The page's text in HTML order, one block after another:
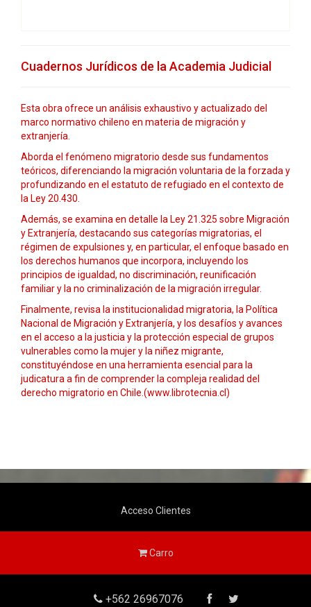
Cuadernos Jurídicos de la Academia Judicial
Esta obra ofrece un análisis exhaustivo y actualizado del
marco normativo chileno en materia de migración y
extranjería.
Aborda el fenómeno migratorio desde sus fundamentos
teóricos, diferenciando la migración voluntaria de la forzada y
profundizando en el estatuto de refugiado en el contexto de
la Ley 20.430.
Además, se examina en detalle la Ley 21.325 sobre Migración
y Extranjería, destacando sus categorías migratorias, el
régimen de expulsiones y, en particular, el enfoque basado en
los derechos humanos que incorpora, incluyendo los
principios de igualdad, no discriminación, reunificación
familiar y la no criminalización de la migración irregular.
Finalmente, revisa la institucionalidad migratoria, la Política
Nacional de Migración y Extranjería, y los desafíos y avances
en el acceso a la justicia y la protección especial de grupos
vulnerables como la mujer y la niñez migrante,
constituyéndose en una herramienta esencial para la
judicatura a fin de comprender la compleja realidad del
derecho migratorio en Chile.(www.librotecnia.cl)
Acceso Clientes
Carro
+562 26967076